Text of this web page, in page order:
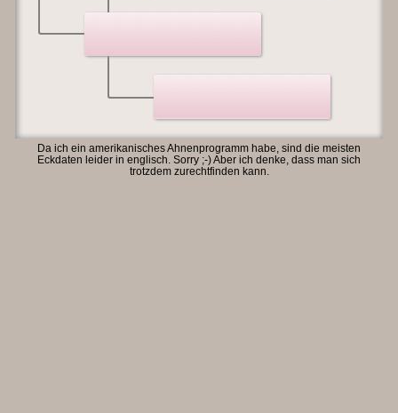
Da ich ein amerikanisches Ahnenprogramm habe, sind die meisten
Eckdaten leider in englisch. Sorry ;-) Aber ich denke, dass man sich
trotzdem zurechtfinden kann.